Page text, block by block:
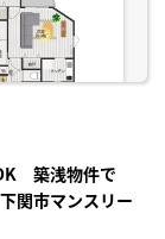
築浅物件で
関市マンスリー